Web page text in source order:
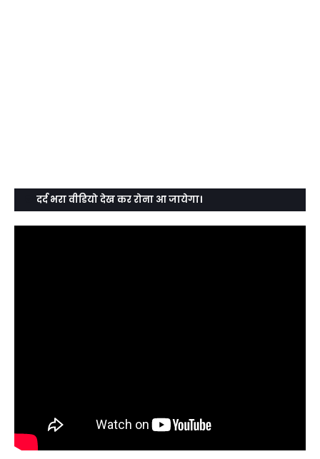
दर्द भरा वीडियो देख कर रोना आ जायेगा।